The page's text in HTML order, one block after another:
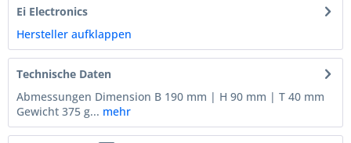
Ei Electronics
Hersteller aufklappen
Technische Daten
Abmessungen Dimension B 190 mm | H 90 mm | T 40 mm
Gewicht 375 g... mehr